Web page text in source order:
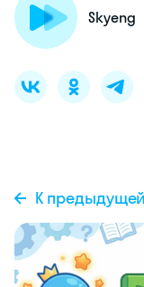
Skyeng
К